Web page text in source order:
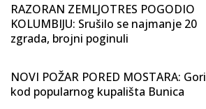
RAZORAN ZEMLJOTRES POGODIO
KOLUMBIJU: Srušilo se najmanje 20
zgrada, brojni poginuli
NOVI POŽAR PORED MOSTARA: Gori
kod popularnog kupališta Bunica